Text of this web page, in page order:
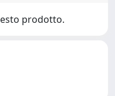
prodotto.